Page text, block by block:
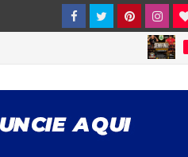
LOCAIS